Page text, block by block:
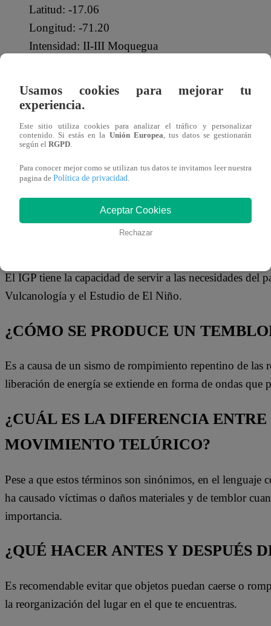
Latitud: -17.06
Longitud: -71.20
Intensidad: II-III Moquegua
— Centro Sismológico Nacional
Puedes hallar más información sobre los temblores
Ambiente que fue creado con la finalidad de que
de estudiar todos los fenómenos relacionados con la
El IGP tiene la capacidad de servir a las necesidades del
Vulcanología y el Estudio de El Niño.
¿CÓMO SE PRODUCE UN
Es a causa de un sismo de rompimiento repentino de las
liberación de energía se extiende en forma de ondas
¿CUÁL ES LA DIFERENCIA
MOVIMIENTO TELÚRICO?
Pese a que estos términos son sinónimos, en el lenguaje
ha causado víctimas o daños materiales y de temblor
importancia.
¿QUÉ HACER ANTES Y DESPUÉS
Es recomendable evitar que objetos puedan caerse o
la reorganización del lugar en el que te encuentras.
Usamos cookies para mejorar tu
experiencia.
Este sitio utiliza cookies para analizar el tráfico y personalizar
contenido. Si estás en la Unión Europea, tus datos se gestionarán
según el RGPD.
Para conocer mejor como se utilizan tus datos te invitamos leer nuestra
pagina de Política de privacidad.
Aceptar Cookies
Rechazar